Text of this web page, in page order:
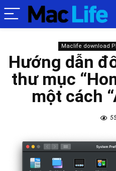
Maclife download
Hướng dẫn
thư mục
một cách